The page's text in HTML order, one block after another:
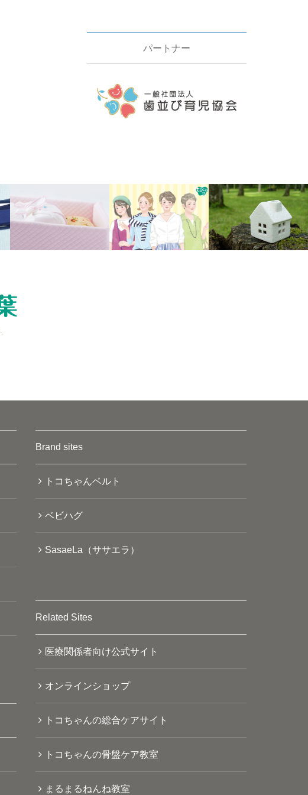
パートナー
Brand sites
トコちゃんベルト
ベビハグ
SasaeLa（ササエラ）
Related Sites
医療関係者向け公式サイト
オンラインショップ
トコちゃんの総合ケアサイト
トコちゃんの骨盤ケア教室
まるまるねんね教室